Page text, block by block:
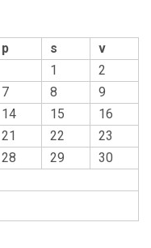
p s
v
1
2
7 8
9
14 15
16
21 22
23
28 29
30